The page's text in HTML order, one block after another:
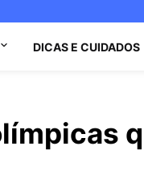
DICAS E CUIDADOS